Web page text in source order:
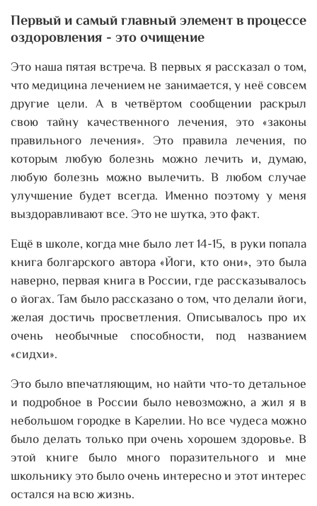
Первый и самый главный элемент в процессе
оздоровления - это очищение
Это наша пятая встреча. В первых я рассказал о том,
что медицина лечением не занимается, у неё совсем
другие цели. А в четвёртом сообщении раскрыл
свою тайну качественного лечения, это «законы
правильного лечения». Это правила лечения, по
которым любую болезнь можно лечить и, думаю,
любую болезнь можно вылечить. В любом случае
улучшение будет всегда. Именно поэтому у меня
выздоравливают все. Это не шутка, это факт.
Ещё в школе, когда мне было лет 14-15, в руки попала
книга болгарского автора «Йоги, кто они», это была
наверно, первая книга в России, где рассказывалось
о йогах. Там было рассказано о том, что делали йоги,
желая достичь просветления. Описывалось про их
очень необычные способности, под названием
«сидхи».
Это было впечатляющим, но найти что-то детальное
и подробное в России было невозможно, а жил я в
небольшом городке в Карелии. Но все чудеса можно
было делать только при очень хорошем здоровье. В
этой книге было много поразительного и мне
школьнику это было очень интересно и этот интерес
остался на всю жизнь.